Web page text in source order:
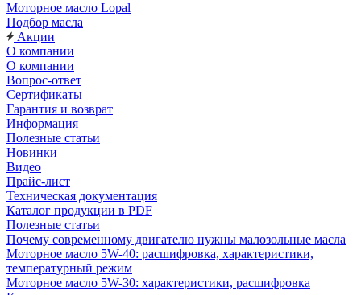
Моторное масло Lopal
Подбор масла
Акции
О компании
О компании
Вопрос-ответ
Сертификаты
Гарантия и возврат
Информация
Полезные статьи
Новинки
Видео
Прайс-лист
Техническая документация
Каталог продукции в PDF
Полезные статьи
Почему современному двигателю нужны малозольные масла
Моторное масло 5W-40: расшифровка, характеристики,
температурный режим
Моторное масло 5W-30: характеристики, расшифровка